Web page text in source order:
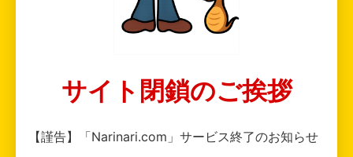
サイト閉鎖のご挨拶
【謹告】「Narinari.com」サービス終了のお知らせ